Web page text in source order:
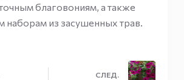
благовониям, а также
из засушенных трав.
СЛЕД.